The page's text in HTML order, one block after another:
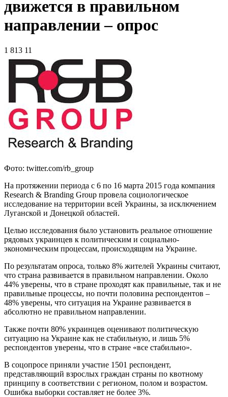
движется в правильном
направлении – опрос
1 813 11
Фото: twitter.com/rb_group
На протяжении периода с 6 по 16 марта 2015 года компания
Research & Branding Group провела социологическое
исследование на территории всей Украины, за исключением
Луганской и Донецкой областей.
Целью исследования было установить реальное отношение
рядовых украинцев к политическим и социально-
экономическим процессам, происходящим на Украине.
По результатам опроса, только 8% жителей Украины считают,
что страна развивается в правильном направлении. Около
44% уверены, что в стране проходят как правильные, так и не
правильные процессы, но почти половина респондентов –
48% уверены, что ситуация на Украине развивается в
абсолютно не правильном направлении.
Также почти 80% украинцев оценивают политическую
ситуацию на Украине как не стабильную, и лишь 5%
респондентов уверены, что в стране «все стабильно».
В соцопросе приняли участие 1501 респондент,
представляющий взрослых граждан страны по квотному
принципу в соответствии с регионом, полом и возрастом.
Ошибка выборки составляет не более 3%.